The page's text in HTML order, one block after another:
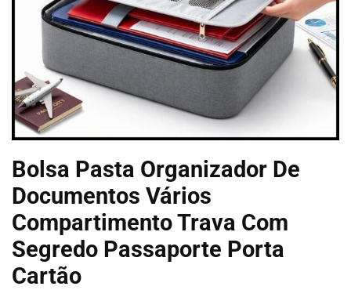
Bolsa Pasta Organizador De
Documentos Vários
Compartimento Trava Com
Segredo Passaporte Porta
Cartão